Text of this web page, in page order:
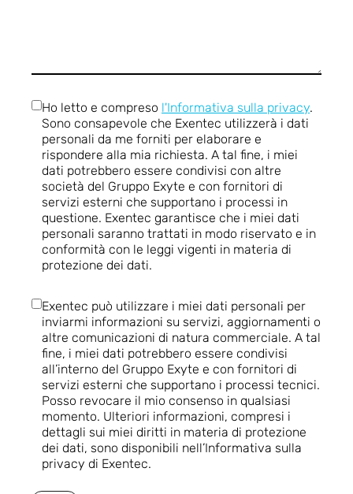
Ho letto e compreso l'Informativa sulla privacy.
Sono consapevole che Exentec utilizzerà i dati
personali da me forniti per elaborare e
rispondere alla mia richiesta. A tal fine, i miei
dati potrebbero essere condivisi con altre
società del Gruppo Exyte e con fornitori di
servizi esterni che supportano i processi in
questione. Exentec garantisce che i miei dati
personali saranno trattati in modo riservato e in
conformità con le leggi vigenti in materia di
protezione dei dati.
Exentec può utilizzare i miei dati personali per
inviarmi informazioni su servizi, aggiornamenti o
altre comunicazioni di natura commerciale. A tal
fine, i miei dati potrebbero essere condivisi
all’interno del Gruppo Exyte e con fornitori di
servizi esterni che supportano i processi tecnici.
Posso revocare il mio consenso in qualsiasi
momento. Ulteriori informazioni, compresi i
dettagli sui miei diritti in materia di protezione
dei dati, sono disponibili nell’Informativa sulla
privacy di Exentec.